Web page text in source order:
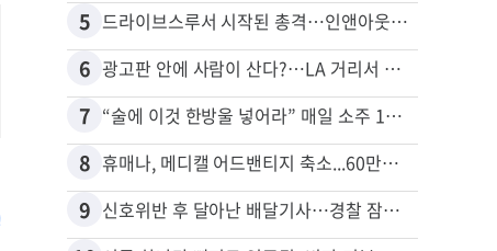
5 드라이브스루서 시작된 총격…인앤아웃 참사 영상 공개
6 광고판 안에 사람이 산다?…LA 거리서 화제
7 “술에 이것 한방울 넣어라” 매일 소주 1병 까는 91세의 철칙
8 휴매나, 메디캘 어드밴티지 축소...60만명 플랜 상실 위기
9 신호위반 후 달아난 배달기사…경찰 잠복해 잡고보니 ‘반전’